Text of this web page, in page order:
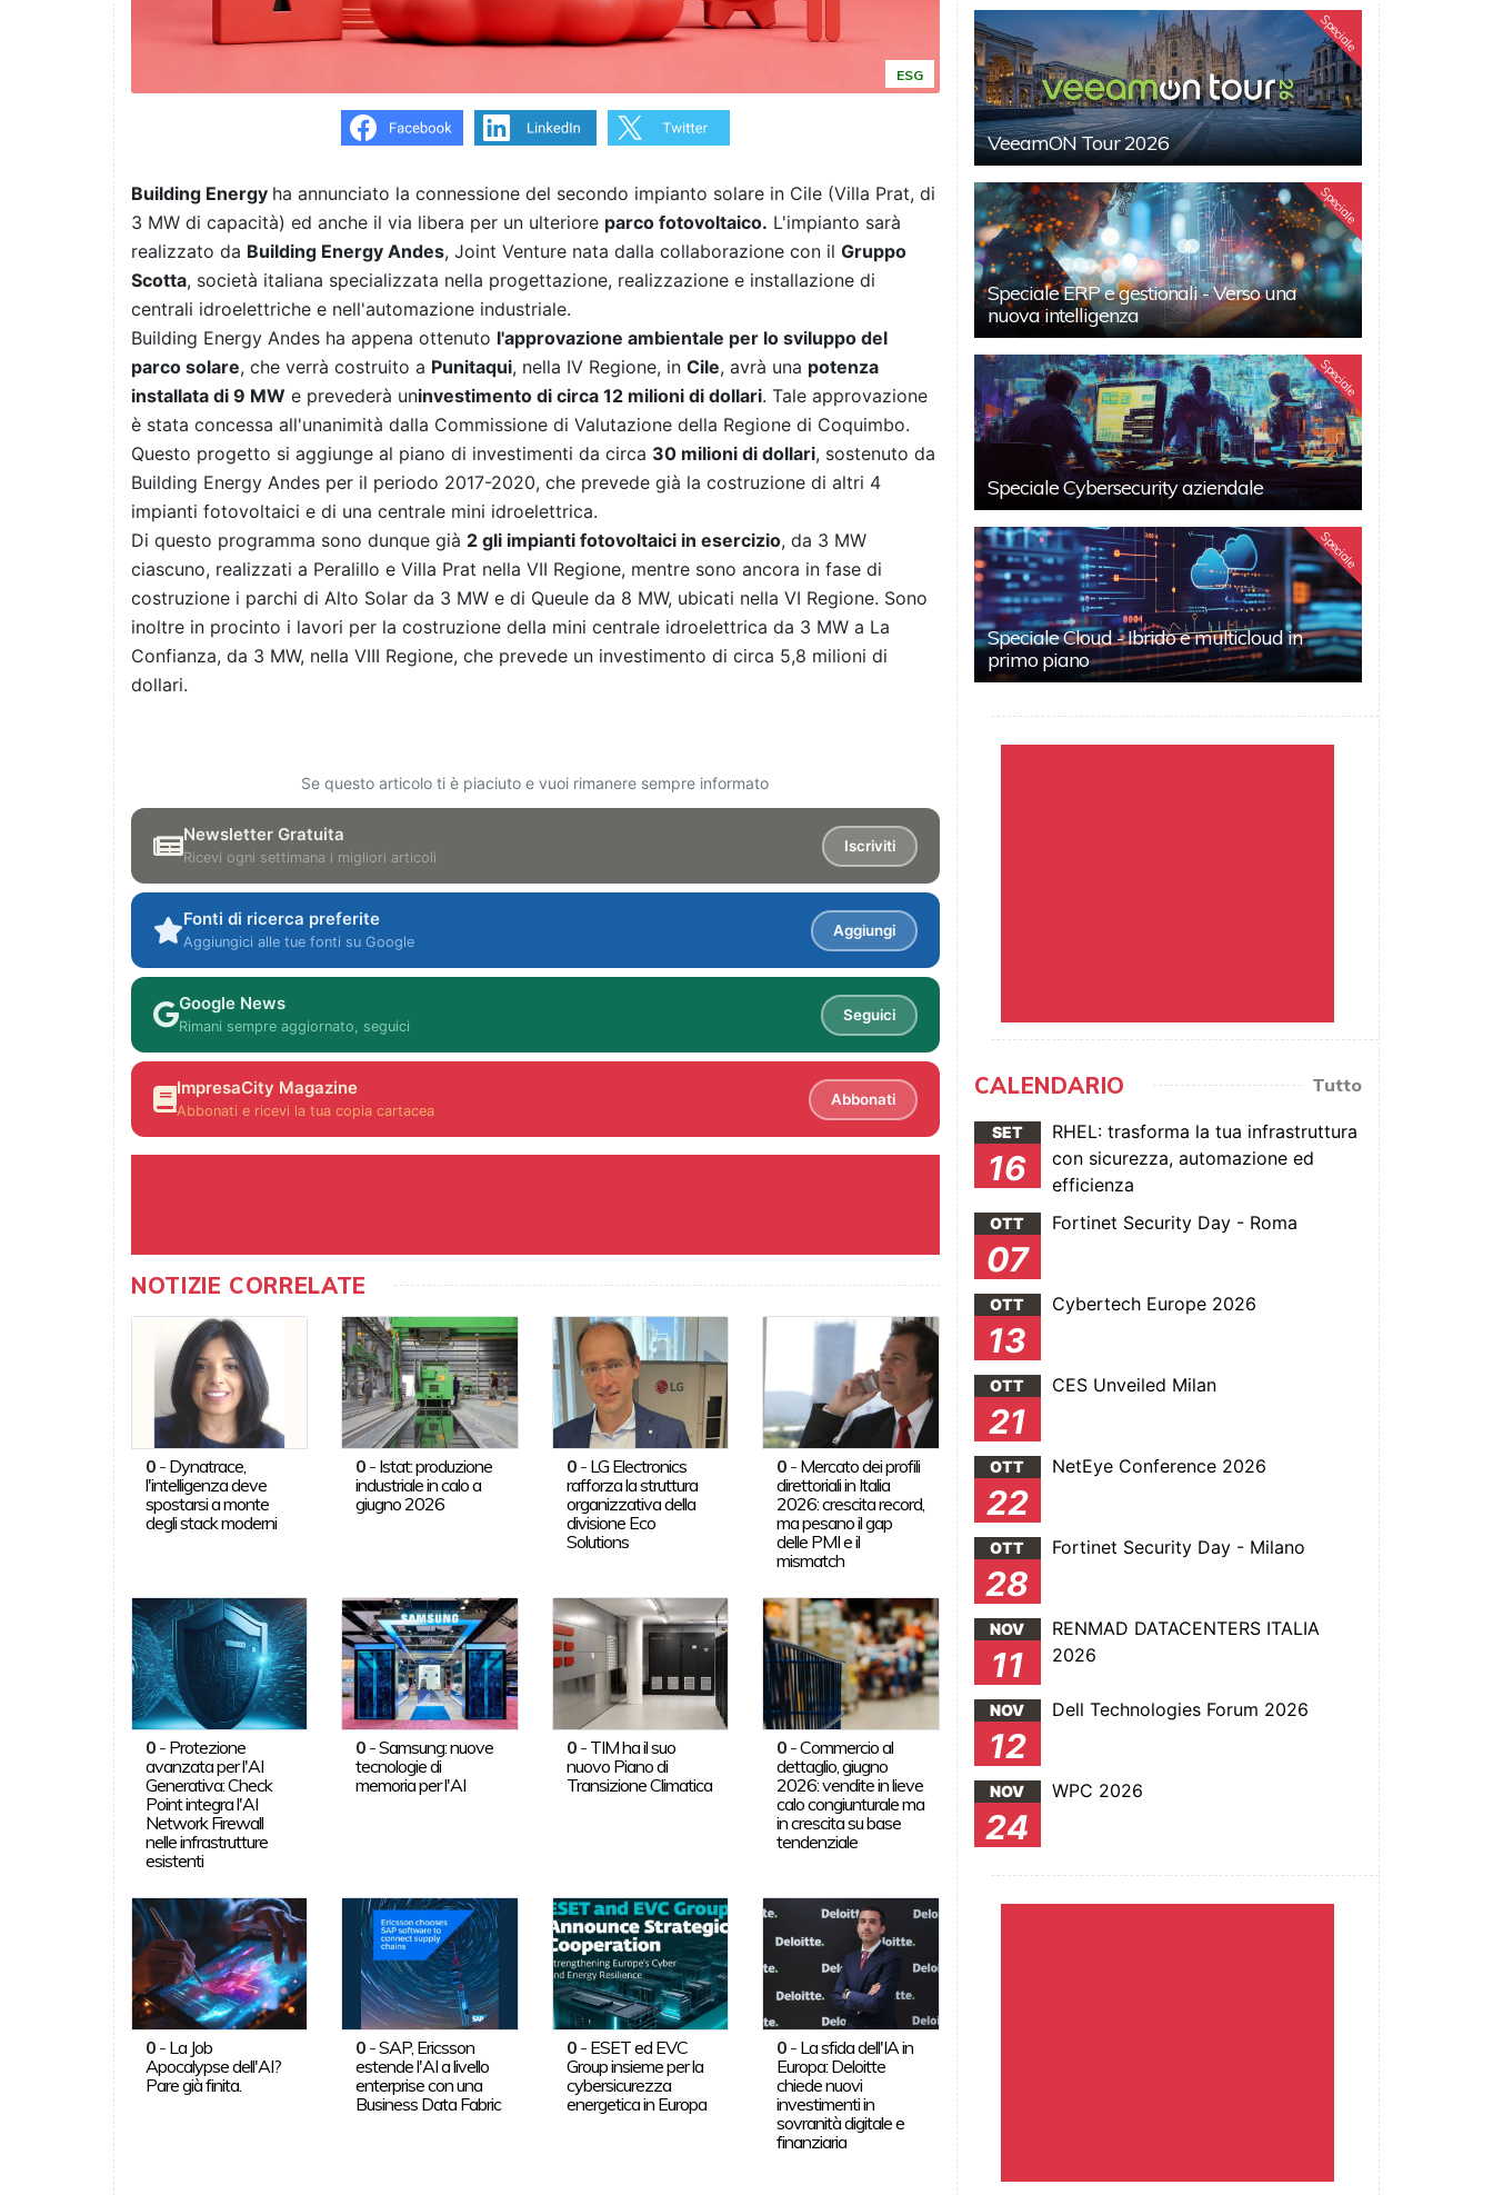
ESG
Building Energy ha annunciato la connessione del secondo impianto solare in Cile (Villa Prat, di
3 MW di capacità) ed anche il via libera per un ulteriore parco fotovoltaico. L'impianto sarà
realizzato da Building Energy Andes, Joint Venture nata dalla collaborazione con il Gruppo
Scotta, società italiana specializzata nella progettazione, realizzazione e installazione di
centrali idroelettriche e nell'automazione industriale.
Building Energy Andes ha appena ottenuto l'approvazione ambientale per lo sviluppo del
parco solare, che verrà costruito a Punitaqui, nella IV Regione, in Cile, avrà una potenza
installata di 9 MW e prevederà uninvestimento di circa 12 milioni di dollari. Tale approvazione
è stata concessa all'unanimità dalla Commissione di Valutazione della Regione di Coquimbo.
Questo progetto si aggiunge al piano di investimenti da circa 30 milioni di dollari, sostenuto da
Building Energy Andes per il periodo 2017-2020, che prevede già la costruzione di altri 4
impianti fotovoltaici e di una centrale mini idroelettrica.
Di questo programma sono dunque già 2 gli impianti fotovoltaici in esercizio, da 3 MW
ciascuno, realizzati a Peralillo e Villa Prat nella VII Regione, mentre sono ancora in fase di
costruzione i parchi di Alto Solar da 3 MW e di Queule da 8 MW, ubicati nella VI Regione. Sono
inoltre in procinto i lavori per la costruzione della mini centrale idroelettrica da 3 MW a La
Confianza, da 3 MW, nella VIII Regione, che prevede un investimento di circa 5,8 milioni di
dollari.
Se questo articolo ti è piaciuto e vuoi rimanere sempre informato
Newsletter Gratuita
Ricevi ogni settimana i migliori articoli
Iscriviti
Fonti di ricerca preferite
Aggiungici alle tue fonti su Google
Aggiungi
Google News
Rimani sempre aggiornato, seguici
Seguici
ImpresaCity Magazine
Abbonati e ricevi la tua copia cartacea
Abbonati
NOTIZIE CORRELATE
0- Dynatrace,
l'intelligenza deve
spostarsi a monte
degli stack moderni
0 - Istat: produzione
industriale in calo a
giugno 2026
0- LG Electronics
rafforza la struttura
organizzativa della
divisione Eco
Solutions
0 - Mercato dei profili
direttoriali in Italia
2026: crescita record,
ma pesano il gap
delle PMI e il
mismatch
0- Protezione
avanzata per l'AI
Generativa: Check
Point integra l'AI
Network Firewall
nelle infrastrutture
esistenti
0 -Samsung: nuove
tecnologie di
memoria per l'AI
0- TIM ha il suo
nuovo Piano di
Transizione Climatica
0 -Commercio al
dettaglio, giugno
2026: vendite in lieve
calo congiunturale ma
in crescita su base
tendenziale
0- La Job
Apocalypse dell'AI?
Pare già finita.
0 -SAP, Ericsson
estende l'AI a livello
enterprise con una
Business Data Fabric
0- ESET ed EVC
Group insieme per la
cybersicurezza
energetica in Europa
0 - La sfida dell'IA in
Europa: Deloitte
chiede nuovi
investimenti in
sovranità digitale e
finanziaria
Speciale
VeeamON Tour 2026
Speciale
Speciale ERP e gestionali - Verso una
nuova intelligenza
Speciale
Speciale Cybersecurity aziendale
Speciale
Speciale Cloud - Ibrido e multicloud in
primo piano
CALENDARIO Tutto
SET
16
RHEL: trasforma la tua infrastruttura
con sicurezza, automazione ed
efficienza
OTT
07
Fortinet Security Day - Roma
OTT
13
Cybertech Europe 2026
OTT
21
CES Unveiled Milan
OTT
22
NetEye Conference 2026
OTT
28
Fortinet Security Day - Milano
NOV
11
RENMAD DATACENTERS ITALIA
2026
NOV
12
Dell Technologies Forum 2026
NOV
24
WPC 2026